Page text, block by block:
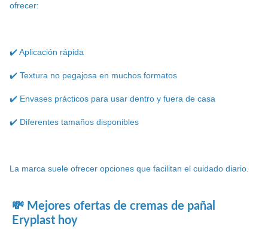
ofrecer:
✔️ Aplicación rápida
✔️ Textura no pegajosa en muchos formatos
✔️ Envases prácticos para usar dentro y fuera de casa
✔️ Diferentes tamaños disponibles
La marca suele ofrecer opciones que facilitan el cuidado diario.
💸 Mejores ofertas de cremas de pañal
Eryplast hoy